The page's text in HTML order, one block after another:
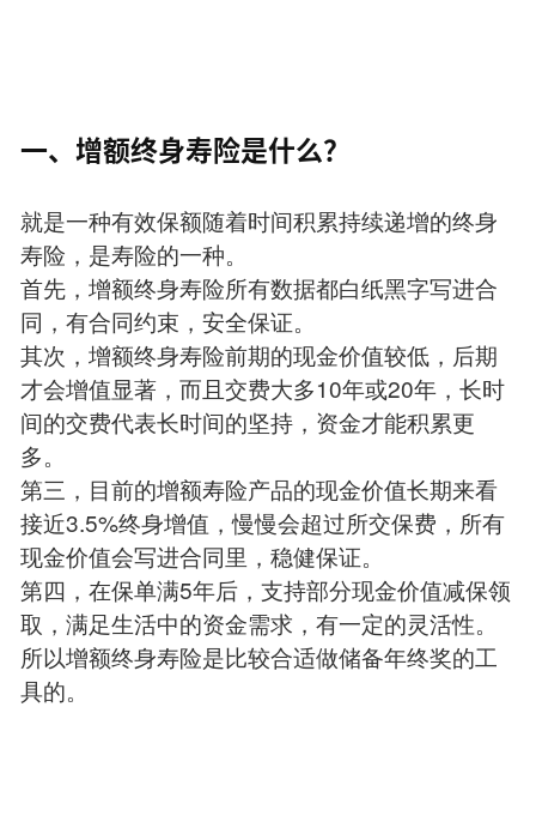
一、增额终身寿险是什么？
就是一种有效保额随着时间积累持续递增的终身
寿险，是寿险的一种。
首先，增额终身寿险所有数据都白纸黑字写进合
同，有合同约束，安全保证。
其次，增额终身寿险前期的现金价值较低，后期
才会增值显著，而且交费大多10年或20年，长时
间的交费代表长时间的坚持，资金才能积累更
多。
第三，目前的增额寿险产品的现金价值长期来看
接近3.5%终身增值，慢慢会超过所交保费，所有
现金价值会写进合同里，稳健保证。
第四，在保单满5年后，支持部分现金价值减保领
取，满足生活中的资金需求，有一定的灵活性。
所以增额终身寿险是比较合适做储备年终奖的工
具的。